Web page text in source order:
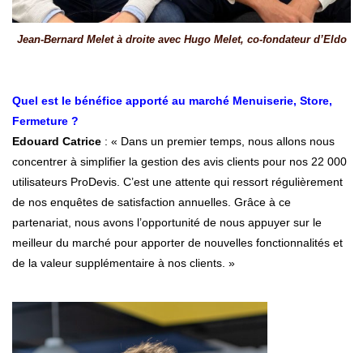
Jean-Bernard Melet à droite avec Hugo Melet, co-fondateur d’Eldo
Quel est le bénéfice apporté au marché Menuiserie, Store,
Fermeture ?
Edouard Catrice : « Dans un premier temps, nous allons nous
concentrer à simplifier la gestion des avis clients pour nos 22 000
utilisateurs ProDevis. C’est une attente qui ressort régulièrement
de nos enquêtes de satisfaction annuelles. Grâce à ce
partenariat, nous avons l’opportunité de nous appuyer sur le
meilleur du marché pour apporter de nouvelles fonctionnalités et
de la valeur supplémentaire à nos clients. »